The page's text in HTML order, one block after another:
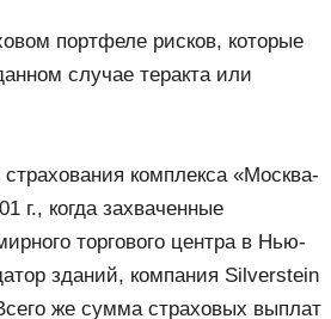
портфеле рисков, которые
случае теракта или
комплекса «Москва-
г., когда захваченные
торгового центра в Нью-
зданий, компания Silverstein
же сумма страховых выплат